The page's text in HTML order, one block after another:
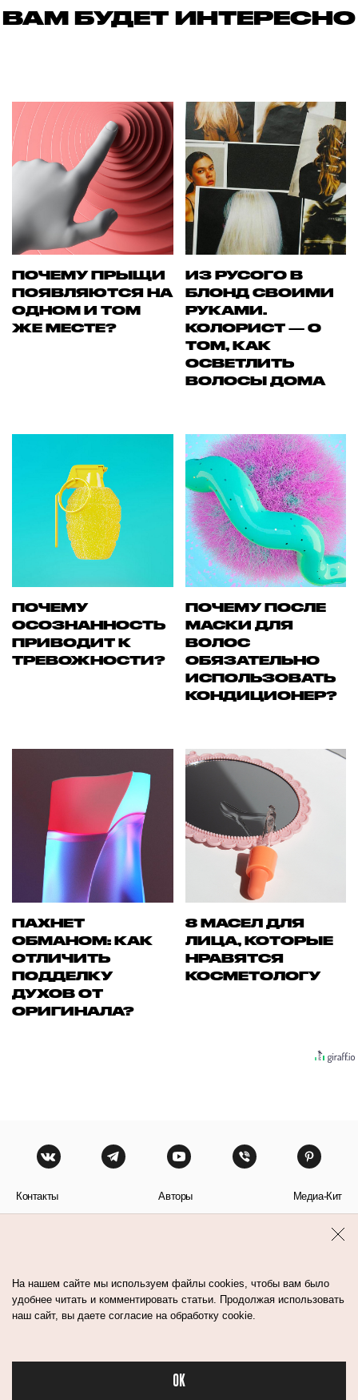
ВАМ БУДЕТ ИНТЕРЕСНО
ПОЧЕМУ ПРЫЩИ
ПОЯВЛЯЮТСЯ НА
ОДНОМ И ТОМ
ЖЕ МЕСТЕ?
ИЗ РУСОГО В
БЛОНД СВОИМИ
РУКАМИ.
КОЛОРИСТ — О
ТОМ, КАК
ОСВЕТЛИТЬ
ВОЛОСЫ ДОМА
ПОЧЕМУ
ОСОЗНАННОСТЬ
ПРИВОДИТ К
ТРЕВОЖНОСТИ?
ПОЧЕМУ ПОСЛЕ
МАСКИ ДЛЯ
ВОЛОС
ОБЯЗАТЕЛЬНО
ИСПОЛЬЗОВАТЬ
КОНДИЦИОНЕР?
ПАХНЕТ
ОБМАНОМ: КАК
ОТЛИЧИТЬ
ПОДДЕЛКУ
ДУХОВ ОТ
ОРИГИНАЛА?
8 МАСЕЛ ДЛЯ
ЛИЦА, КОТОРЫЕ
НРАВЯТСЯ
КОСМЕТОЛОГУ
Контакты Авторы Медиа-Кит
На нашем сайте мы используем файлы cookies, чтобы вам было
удобнее читать и комментировать статьи. Продолжая использовать
наш сайт, вы даете согласие на обработку cookie.
OK